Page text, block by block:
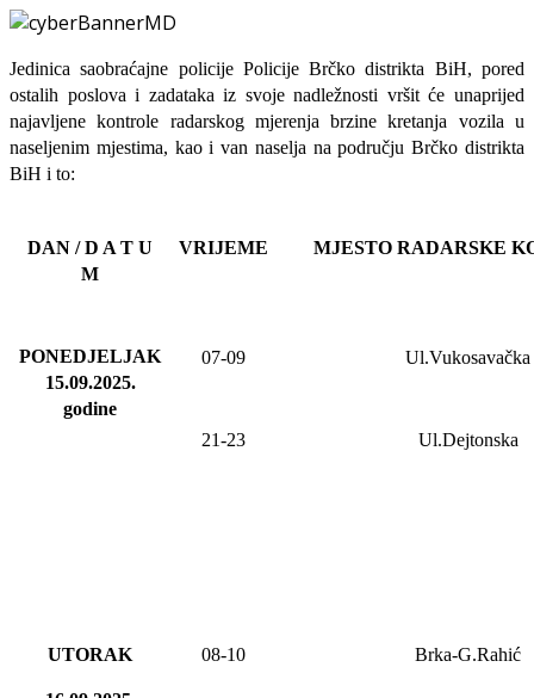
Jedinica saobraćajne policije Policije Brčko distrikta BiH, pored
ostalih poslova i zadataka iz svoje nadležnosti vršit će unaprijed
najavljene kontrole radarskog mjerenja brzine kretanja vozila u
naseljenim mjestima, kao i van naselja na području Brčko distrikta
BiH i to:
DAN / D A T U
M
VRIJEME MJESTO RADARSKE
PONEDJELJAK
15.09.2025.
godine
07-09 Ul.Vukosavačka
21-23 Ul.Dejtonska
UTORAK 08-10 Brka-G.Rahić